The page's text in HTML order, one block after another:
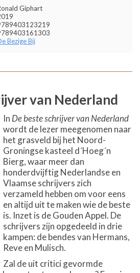
Giphart
Bezige Bij
van Nederland
In De beste schrijver van Nederland
wordt de lezer meegenomen naar
het grasveld bij het Noord-
Groningse kasteel d´Hoeg´n
Bierg, waar meer dan
honderdvijftig Nederlandse en
Vlaamse schrijvers zich
verzameld hebben om voor eens
en altijd uit te maken wie de beste
is. Inzet is de Gouden Appel. De
schrijvers zijn opgedeeld in drie
kampen: de bendes van Hermans,
Reve en Mulisch.
Zal de uit critici gevormde